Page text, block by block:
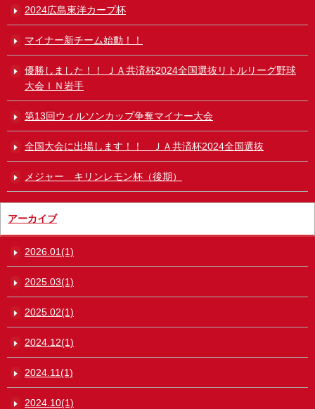
2024広島東洋カープ杯
マイナー新チーム始動！！
優勝しました！！ ＪＡ共済杯2024全国選抜リトルリーグ野球
大会ＩＮ岩手
第13回ウィルソンカップ争奪マイナー大会
全国大会に出場します！！ ＪＡ共済杯2024全国選抜
メジャー キリンレモン杯（後期）
アーカイブ
2026.01(1)
2025.03(1)
2025.02(1)
2024.12(1)
2024.11(1)
2024.10(1)